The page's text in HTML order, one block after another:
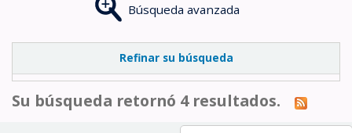
Búsqueda avanzada
Refinar su búsqueda
Su búsqueda retornó 4 resultados.